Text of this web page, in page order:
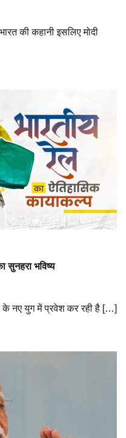
की कहानी इसलिए मोदी
सुनहरा भविष्य
के नए युग में प्रवेश कर रही है […]